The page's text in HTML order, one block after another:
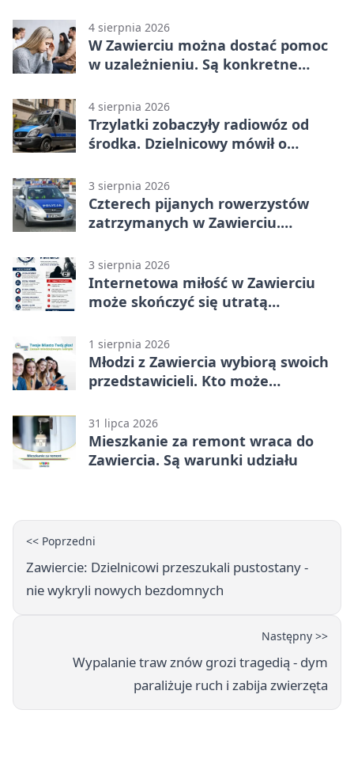
4 sierpnia 2026
W Zawierciu można dostać pomoc
w uzależnieniu. Są konkretne
4 sierpnia 2026
Trzylatki zobaczyły radiowóz od
środka. Dzielnicowy mówił o
3 sierpnia 2026
Czterech pijanych rowerzystów
zatrzymanych w Zawierciu.
3 sierpnia 2026
Internetowa miłość w Zawierciu
może skończyć się utratą
1 sierpnia 2026
Młodzi z Zawiercia wybiorą swoich
przedstawicieli. Kto może
31 lipca 2026
Mieszkanie za remont wraca do
Zawiercia. Są warunki udziału
<< Poprzedni
Zawiercie: Dzielnicowi przeszukali pustostany -
nie wykryli nowych bezdomnych
Następny >>
Wypalanie traw znów grozi tragedią - dym
paraliżuje ruch i zabija zwierzęta